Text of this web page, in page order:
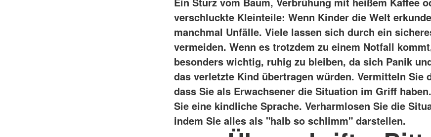
verschluckte Kleinteile: Wenn Kinder die Welt
manchmal Unfälle. Viele lassen sich durch ein
vermeiden. Wenn es trotzdem zu einem Notfall
besonders wichtig, ruhig zu bleiben, da sich Panik
das verletzte Kind übertragen würden. Vermitteln Sie
dass Sie als Erwachsener die Situation im Griff
Sie eine kindliche Sprache. Verharmlosen Sie die
indem Sie alles als "halb so schlimm" darstellen.